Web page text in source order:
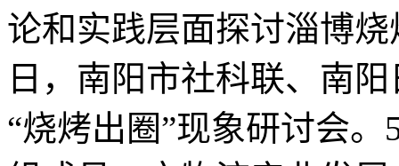
论和实践层面探讨淄博
日，南阳市社科联、南
“烧烤出圈”现象研讨会